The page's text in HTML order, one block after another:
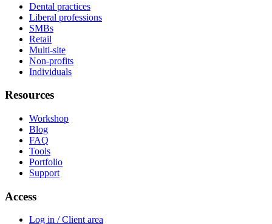
Dental practices
Liberal professions
SMBs
Retail
Multi-site
Non-profits
Individuals
Resources
Workshop
Blog
FAQ
Tools
Portfolio
Support
Access
Log in / Client area